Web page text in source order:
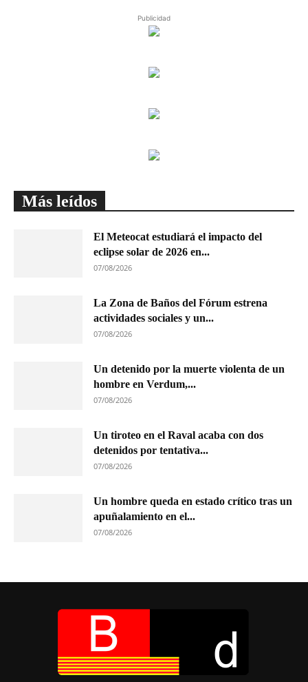
Publicidad
Más leídos
El Meteocat estudiará el impacto del
eclipse solar de 2026 en...
07/08/2026
La Zona de Baños del Fórum estrena
actividades sociales y un...
07/08/2026
Un detenido por la muerte violenta de un
hombre en Verdum,...
07/08/2026
Un tiroteo en el Raval acaba con dos
detenidos por tentativa...
07/08/2026
Un hombre queda en estado crítico tras un
apuñalamiento en el...
07/08/2026